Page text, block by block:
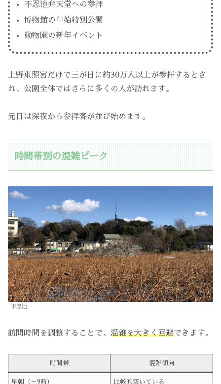
不忍池弁天堂への参拝
博物館の年始特別公開
動物園の新年イベント
上野東照宮だけで三が日に約30万人以上が参拝するとさ
れ、公園全体ではさらに多くの人が訪れます。
元日は深夜から参拝客が並び始めます。
時間帯別の混雑ピーク
不忍池
訪問時間を調整することで、 混雑を大きく回避できます。
時間帯 混雑傾向
早朝（～9時） 比較的空いている